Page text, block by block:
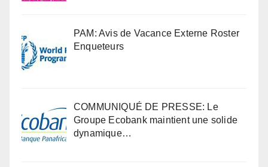
PAM: Avis de Vacance Externe Roster
Enqueteurs
COMMUNIQUÉ DE PRESSE: Le
Groupe Ecobank maintient une solide
dynamique…